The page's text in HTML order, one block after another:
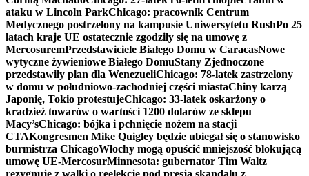
ataku w Lincoln ParkChicago: pracownik Centrum
Medycznego postrzelony na kampusie Uniwersytetu RushPo 25
latach kraje UE ostatecznie zgodziły się na umowę z
MercosuremPrzedstawiciele Białego Domu w CaracasNowe
wytyczne żywieniowe Białego DomuStany Zjednoczone
przedstawiły plan dla WenezueliChicago: 78-latek zastrzelony
w domu w południowo-zachodniej części miastaChiny karzą
Japonię, Tokio protestujeChicago: 33-latek oskarżony o
kradzież towarów o wartości 1200 dolarów ze sklepu
Macy’sChicago: bójka i pchnięcie nożem na stacji
CTAKongresmen Mike Quigley będzie ubiegał się o stanowisko
burmistrza ChicagoWłochy mogą opuścić mniejszość blokującą
umowę UE-MercosurMinnesota: gubernator Tim Waltz
rezygnuje z walki o reelekcję pod presją skandalu z